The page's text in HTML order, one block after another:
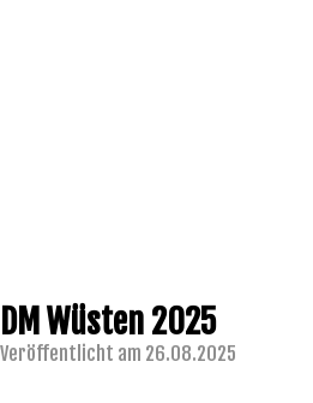
DM Wüsten 2025
Veröffentlicht am 26.08.2025